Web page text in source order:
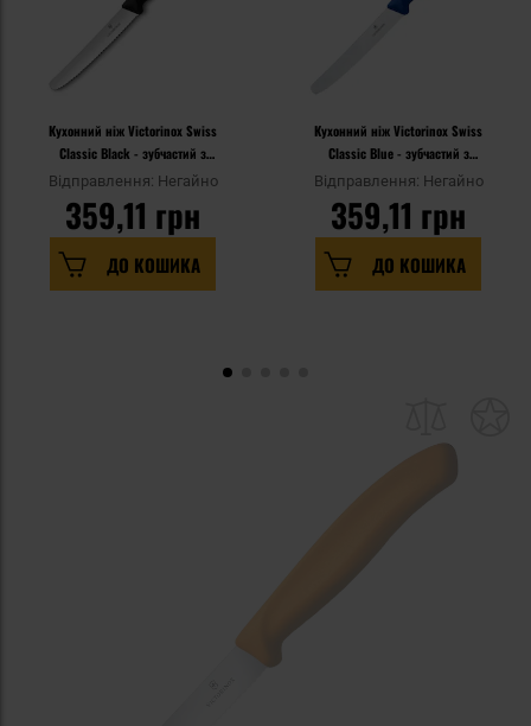
Кухонний ніж Victorinox Swiss
Classic Black - зубчастий з
заокругленим вістрям
Відправлення: Негайно
359,11 грн
ДО КОШИКА
Кухонний ніж Victorinox Swiss
Classic Blue - зубчастий з
заокругленим вістрям
Відправлення: Негайно
359,11 грн
ДО КОШИКА